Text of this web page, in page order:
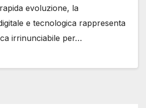
evoluzione, la
e tecnologica rappresenta
irrinunciabile per…